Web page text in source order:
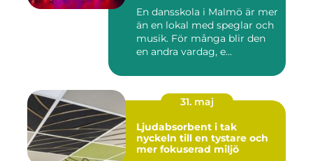
En dansskola i Malmö är mer
än en lokal med speglar och
musik. För många blir den
en andra vardag, e...
31. maj
Ljudabsorbent i tak
nyckeln till en tystare och
mer fokuserad miljö